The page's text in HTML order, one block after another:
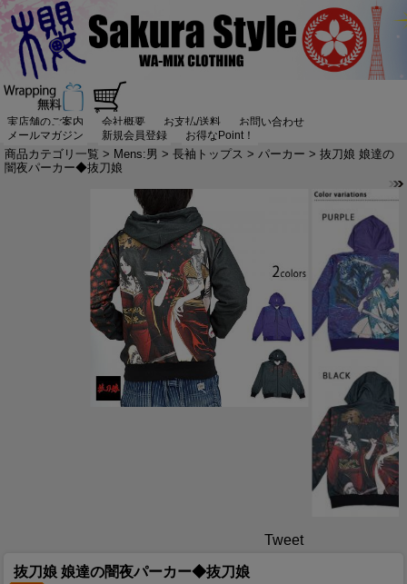
実店舗のご案内 会社概要 お支払/送料
お問い合わせ
メールマガジン
新規会員登録 お得なPoint！
商品カテゴリ一覧 > Mens:男 > 長袖トップス > パーカー > 抜刀娘 娘達の
闇夜パーカー◆抜刀娘
Tweet
抜刀娘 娘達の闇夜パーカー◆抜刀娘